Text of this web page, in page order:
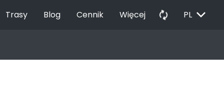
Trasy Blog Cennik Więcej autorenew PL EXPAND_MORE